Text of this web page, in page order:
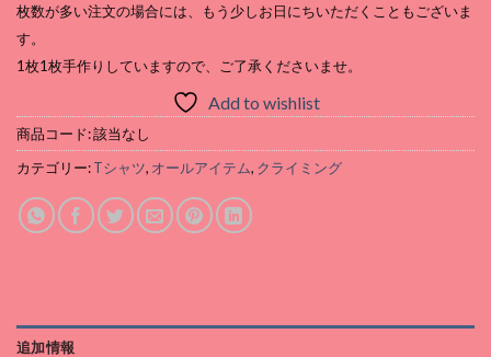
枚数が多い注文の場合には、もう少しお日にちいただくこともございま
す。
1枚1枚手作りしていますので、ご了承くださいませ。
Add to wishlist
商品コード:該当なし
カテゴリー:Tシャツ, オールアイテム, クライミング
追加情報